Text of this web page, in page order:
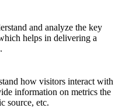
and analyze the key
helps in delivering a
how visitors interact with
information on metrics the
source, etc.